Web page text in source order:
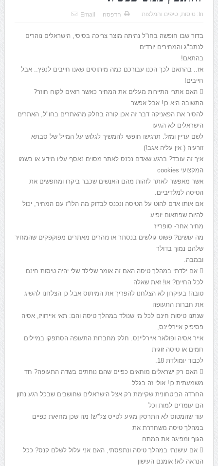
In: טיסות, טיפים והמלצות הדפסה Email
בדור שבו חופשה בחו"ל נהיתה מוצר צריכה בסיסי, הישראלים נוהרים
לנתב"ג והמחירים יורדים
בהתאם!
אז.. בהתאם לכך הכנו עבורכם כמה מיתוסים שאנו חייבים לנפץ.. אבל
חייבים!
 האם אתרי התיירות מעלים את המחיר כאשר רואים לקוח חוזר?
התשובה היא כן! אבל אפשר
להסיר את הפאניקה דבר זה אכן קורה בחלק מהאתרים בחו"ל, האתרים
הישראלים לא הגיעו
לשם עדיין ומזל. תרגישו חופשי להמשיך לגלוש על המייל של סבתא
זורעיה ( אין עליה אגב!)
איך זה עובד? ברגע שאדם נכנס לאתר מסוים נאסף עליו מידע או בשמו
המקצועי cookies
אשר מאפשר לאתר לזהות מהם האנשים שכבר ביקרו ומחפשים את
הטיסה למלדיביים.
אם אותו אדם להוט על הטיסה ונכנס לבדוק מה הלו"ז עם המחיר, יכול
להיות שפתאום יופיע
מחיר אחר- סופרייז
מה עושים? פשוט גולשים בנסתר או נזהרים מאתרים מפוקפקים שהמחיר
שלהם נמוך בדולר
ובמבה.
 אם ילדתי במהלך טיסה האם זה אומר שלילד שלי יהיה טיסות חינם
לכל החיים? או! זאת שאלה
טובה! בעיקרון לא הצלחנו להפריך את המיתוס אבל כן הצלחנו להשיג
את חברות התעופה
שנתנו טיסות חינם לכל מי שנולד במהלך טיסה והם: תאי איירוויז, אסיה
פסיפיק איירליינס,
אייר אסיה ופולאר איירליינס. חלק מחברות התעופה הסתפקו במיילים
חמים או טיסה זוגית
לכבוד יומולדת 18.
 האם רק ישראלים מוחאים כפיים שהם נוחתים בשדה התעופה? חד
משמעתית כן! אולי זה בגלל
החרדה הביטחונית שקיימת רק אצל הישראלים שחושבים שבכל רגע נתון
הם עומדים למות וכל
עוד שהמטוס לא התרסק מגיע לטייס צל"ש! מה שכן מחיאת כפיים
במהלך טיסה משחררת את
הגוף ומפיגה את המתח.
 אם עישנתי במהלך טיסה ונתפסתי, האם אני עלול לשלם קנס? ככל
הנראה לא! אומנם העישון